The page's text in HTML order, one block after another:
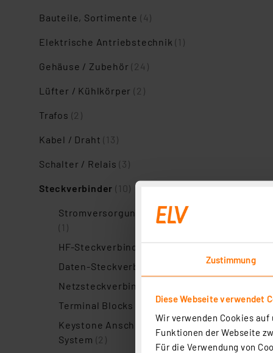
Zustimmung
Diese Webseite verwendet
Wir verwenden Cookies
Funktionen der Webseite
Für die Verwendung von
Bauteile, Sortimente (4)
Elektrische Antriebstechnik(1)
Gehäuse / Zubehör(24)
Lüfter / Kühlkörper(2)
Trafos (2)
Kabel / Draht(13)
Schalter / Relais(3)
Steckverbinder (10)
Stromversorgungsstecker
(1)
HF-Steckverbinder
Daten-Steckverbinder
Netzsteckverbinder
Terminal Blocks
Keystone Anschluss-
System (2)